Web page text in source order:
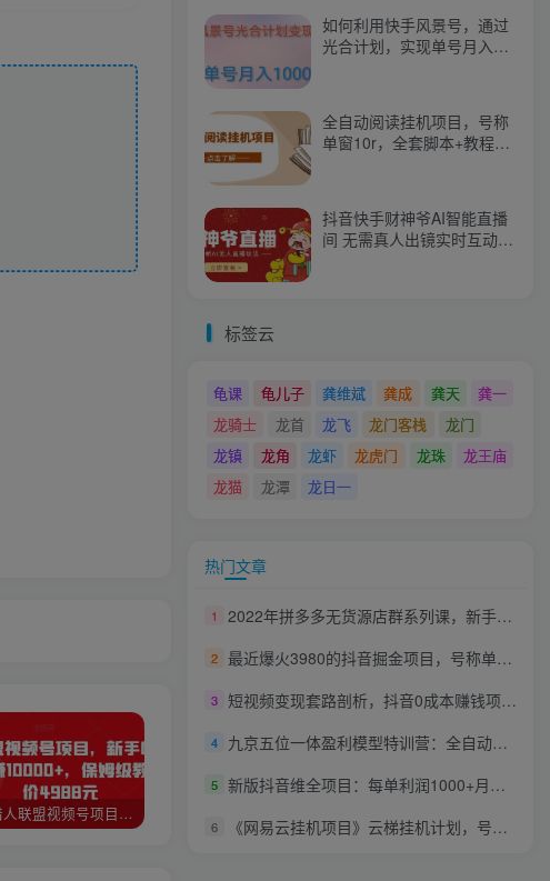
猎人联盟视频号项目，新手0基础轻松月赚10000+，保姆级教程原价4988元
如何利用快手风景号，通过
光合计划，实现单号月入
全自动阅读挂机项目，号称
单窗10r，全套脚本+教程，
抖音快手财神爷AI智能直播
间 无需真人出镜实时互动
标签云
龟课 龟儿子 龚维斌 龚成 龚天
龚一
龙骑士
龙首 龙飞 龙门客栈
龙门
龙镇
龙角 龙虾 龙虎门 龙珠
龙王庙
龙猫
龙潭 龙日一
热门文章
1 2022年拼多多无货源店群系列课，新手怎么做拼多多无货源店铺
2 最近爆火3980的抖音掘金项目，号称单设备一天100~200+【全套详细玩法教程】
3 短视频变现套路剖析，抖音0成本赚钱项目玩法，日入500+独家揭秘（共2节视频）
4 九京五位一体盈利模型特训营：全自动流量循环赚钱系统，月入过万甚至10几万
5 新版抖音维全项目：每单利润1000+月入3W+合法合规
6 《网易云挂机项目》云梯挂机计划，号称单窗口一天20+